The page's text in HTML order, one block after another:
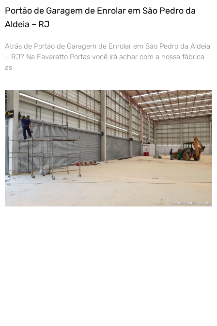
Portão de Garagem de Enrolar em São Pedro da
Aldeia – RJ
Atrás de Portão de Garagem de Enrolar em São Pedro da Aldeia
– RJ? Na Favaretto Portas você irá achar com a nossa fábrica
as